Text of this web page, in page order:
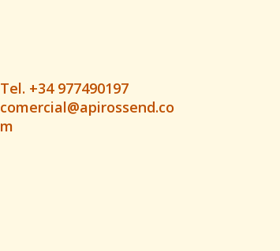
Tel. +34 977490197
comercial@apirossend.co
m